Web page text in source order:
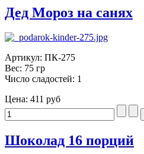
Дед Мороз на санях
Артикул: ПК-275
Вес: 75 гр
Число сладостей: 1
Цена: 411 руб
Шоколад 16 порций